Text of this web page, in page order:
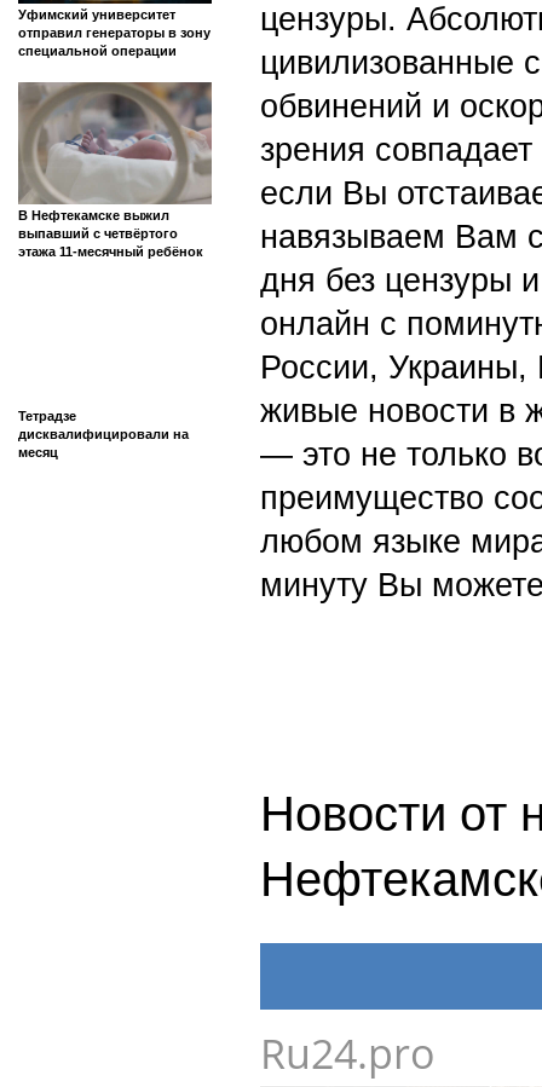
Уфимский университет
отправил генераторы в зону
специальной операции
В Нефтекамске выжил
выпавший с четвёртого
этажа 11-месячный ребёнок
Тетрадзе
дисквалифицировали на
месяц
цензуры.
цивилизованные
обвинений и
зрения
если Вы
навязываем Вам
дня без цензуры
онлайн с
России,
живые новости в
— это не только
преимущество
любом языке
минуту Вы
Новости от
Ru24.pro